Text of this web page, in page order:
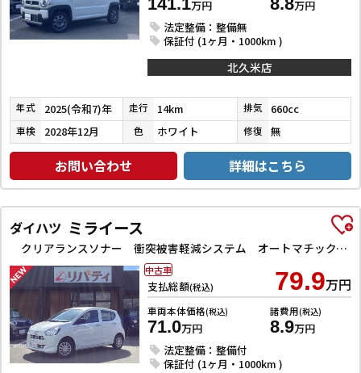
万円
万円
法定整備：整備無
保証付 (1ヶ月・1000km )
北久米店
年式 2025(令和7)年 走行 14km 排気 660cc
車検 2028年12月 色 ホワイト 修復 無
お問い合わせ 詳細はこちら
ダイハツ ミライース
クリアランスソナー 衝突被害軽減システム オートマチックハイビーム オートライト アイドリングストップ CVT ESC CD ミュージックプレイヤー接続可 エアコン パワーステアリング
支払総額(税込) 79.9万円
車両本体価格(税込)
71.0万円
諸費用(税込)
8.9万円
法定整備：整備付
保証付 (1ヶ月・1000km )
中古車